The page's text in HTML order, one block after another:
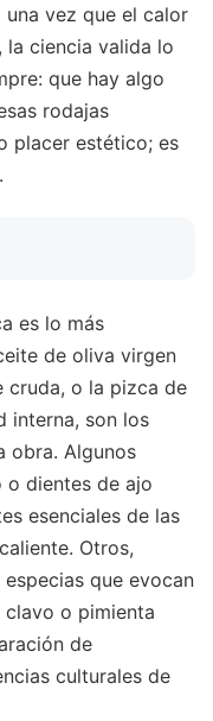
vez que el calor
la ciencia valida lo
que hay algo
rodajas
placer estético; es
es lo más
de oliva virgen
cruda, o la pizca de
interna, son los
obra. Algunos
o dientes de ajo
esenciales de las
Otros,
que evocan
clavo o pimienta
de
culturales de